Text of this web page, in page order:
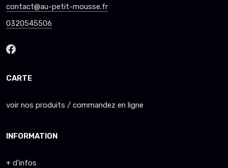
contact@au-petit-mousse.fr
0320545506
CARTE
voir nos produits / commandez en ligne
INFORMATION
+ d'infos